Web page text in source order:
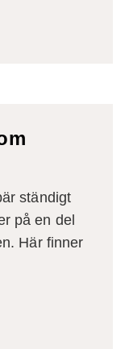
ständigt
på en del
Här finner